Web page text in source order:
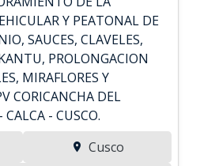
Y PEATONAL DE
SAUCES, CLAVELES,
PROLONGACION
MIRAFLORES Y
CORICANCHA DEL
- CUSCO.
Cusco